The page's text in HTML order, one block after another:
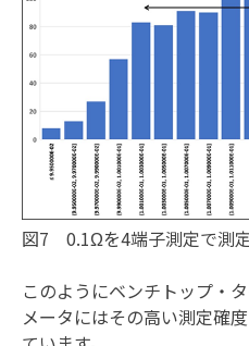
図7 0.1Ωを4端子測定で測
このようにベンチトップ・
メータにはその高い測定確